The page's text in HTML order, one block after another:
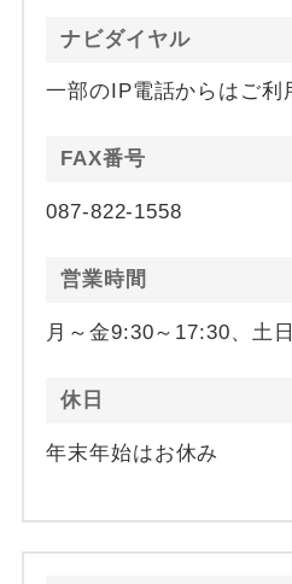
ナビダイヤル
一部のIP電話からはご利
FAX番号
087-822-1558
営業時間
月～金9:30～17:30、土
休日
年末年始はお休み